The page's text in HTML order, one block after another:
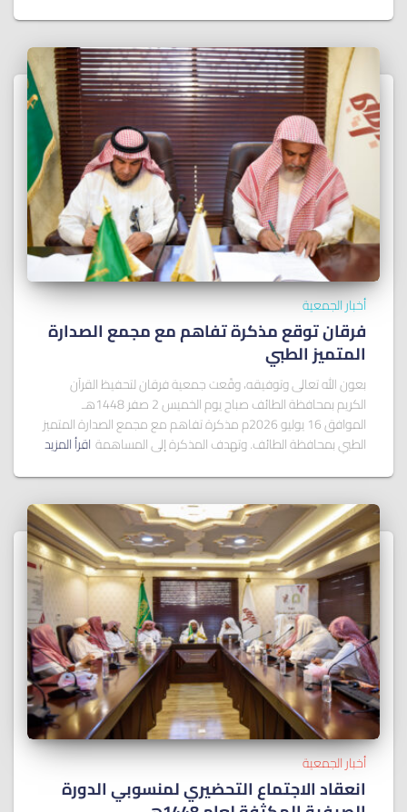
أخبار الجمعية
فرقان توقع مذكرة تفاهم مع مجمع الصدارة
المتميز الطبي
بعون الله تعالى وتوفيقه، وقّعت جمعية فرقان لتحفيظ القرآن
الكريم بمحافظة الطائف صباح يوم الخميس 2 صفر 1448هـ
الموافق 16 يوليو 2026م مذكرة تفاهم مع مجمع الصدارة المتميز
الطبي بمحافظة الطائف. وتهدف المذكرة إلى المساهمة اقرأ المزيد
أخبار الجمعية
انعقاد الاجتماع التحضيري لمنسوبي الدورة